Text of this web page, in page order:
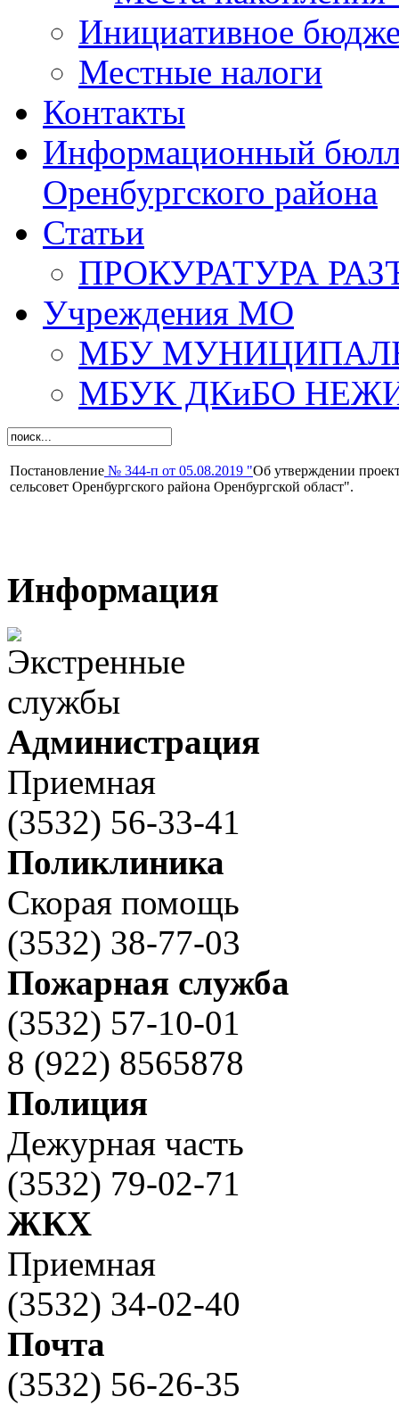
Инициативное
Местные налоги
Контакты
Информационный
Оренбургского района
Статьи
ПРОКУРАТУРА
Учреждения МО
МБУ
МБУК ДКиБО
Постановление № 344-п от 05.08.2019 "Об утверждении
сельсовет Оренбургского района Оренбургской област".
Информация
Администрация
Приемная
(3532) 56-33-41
Поликлиника
Скорая помощь
(3532) 38-77-03
Пожарная служба
(3532) 57-10-01
8 (922) 8565878
Полиция
Дежурная часть
(3532) 79-02-71
ЖКХ
Приемная
(3532) 34-02-40
Почта
(3532) 56-26-35